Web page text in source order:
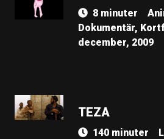
8 minuter
Dokumentär,
december, 2009
TEZA
140 minuter